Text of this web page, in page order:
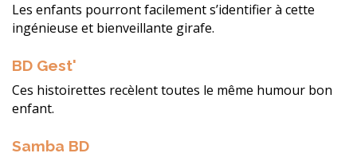
Les enfants pourront facilement s’identifier à cette
ingénieuse et bienveillante girafe.
BD Gest'
Ces histoirettes recèlent toutes le même humour bon
enfant.
Samba BD